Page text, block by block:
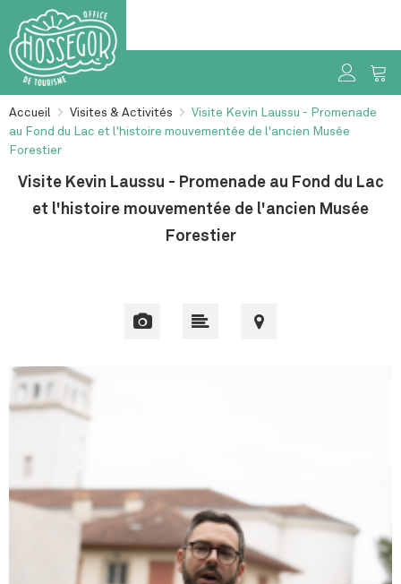
Accueil > Visites & Activités > Visite Kevin Laussu - Promenade
au Fond du Lac et l'histoire mouvementée de l'ancien Musée
Forestier
Visite Kevin Laussu - Promenade au Fond du Lac
et l'histoire mouvementée de l'ancien Musée
Forestier